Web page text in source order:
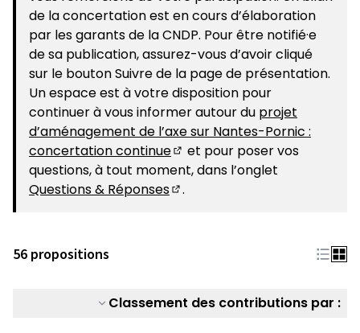
de la concertation est en cours d’élaboration
par les garants de la CNDP. Pour être notifié·e
de sa publication, assurez-vous d’avoir cliqué
sur le bouton Suivre de la page de présentation.
Un espace est à votre disposition pour
continuer à vous informer autour du projet
d’aménagement de l’axe sur Nantes-Pornic :
concertation continue
(S'ouvre dans un nouvel
et pour poser vos
questions, à tout moment, dans l’onglet
Questions & Réponses
.
56 propositions
Classement des contributions par :